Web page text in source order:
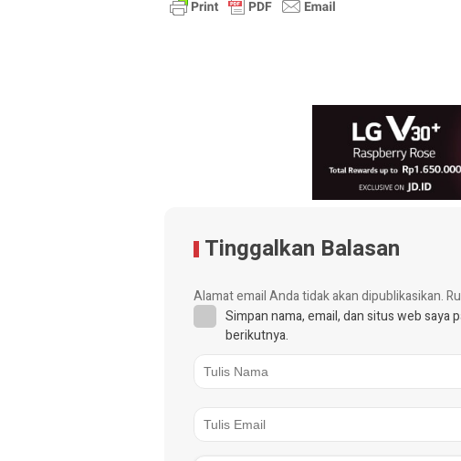
Tinggalkan Balasan
Alamat email Anda tidak akan dipublikasikan.
Simpan nama, email, dan situs web saya
berikutnya.